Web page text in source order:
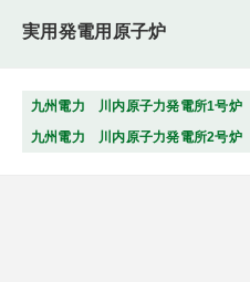
実用発電用原子炉
九州電力 川内原子力発電所1号炉
九州電力 川内原子力発電所2号炉